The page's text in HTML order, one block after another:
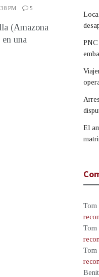
PM 5
(Amazona
una
PNC
El
Tom
Tom
Tom